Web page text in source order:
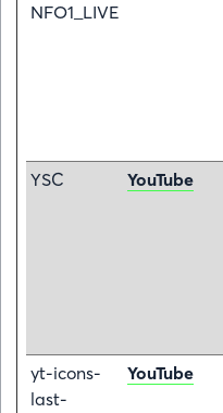
NFO1_LIVE
YSC YouTube
yt-icons-
last-
YouTube